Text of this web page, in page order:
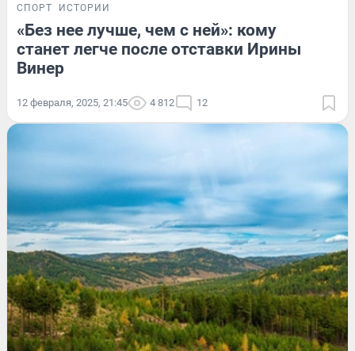
СПОРТ ИСТОРИИ
«Без нее лучше, чем с ней»: кому
станет легче после отставки Ирины
Винер
12 февраля, 2025, 21:45 4 812 12